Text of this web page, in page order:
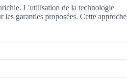
L’utilisation de la technologie
les garanties proposées. Cette approche